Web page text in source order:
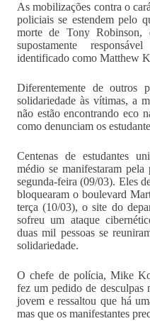
As mobilizações contra o
policiais se estendem pelo
morte de Tony
supostamente
identificado como Matthew
Diferentemente de outros
solidariedade às vítimas, a
não estão encontrando eco
como denunciam os
Centenas de estudantes
médio se manifestaram pela
segunda-feira (09/03). Eles
bloquearam o boulevard
terça (10/03), o site do
sofreu um ataque
duas mil pessoas se
solidariedade.
O chefe de polícia, Mike
fez um pedido de desculpas
jovem e ressaltou que há
mas que os manifestantes